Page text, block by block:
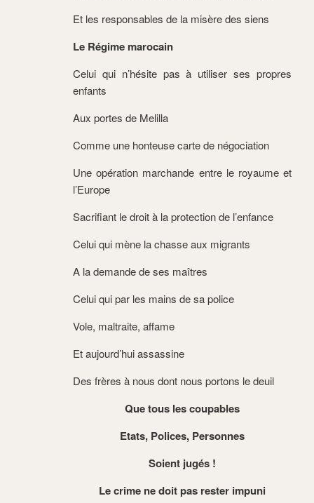
Et les responsables de la misère des siens
Le Régime marocain
Celui qui n’hésite pas à utiliser ses propres
enfants
Aux portes de Melilla
Comme une honteuse carte de négociation
Une opération marchande entre le royaume et
l’Europe
Sacrifiant le droit à la protection de l’enfance
Celui qui mène la chasse aux migrants
A la demande de ses maîtres
Celui qui par les mains de sa police
Vole, maltraite, affame
Et aujourd’hui assassine
Des frères à nous dont nous portons le deuil
Que tous les coupables
Etats, Polices, Personnes
Soient jugés !
Le crime ne doit pas rester impuni